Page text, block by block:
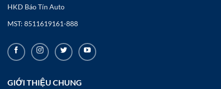
Công dụng
xe.
HKD Báo Tín Auto
MST: 8511619161-888
GIỚI THIỆU CHUNG